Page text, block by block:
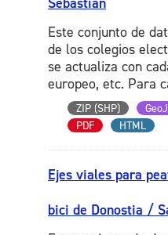
Este conjunto de
de los colegios
se actualiza con
europeo, etc. Para
ZIP (SHP)
PDF
HTML
Ejes viales para
bici de Donostia /